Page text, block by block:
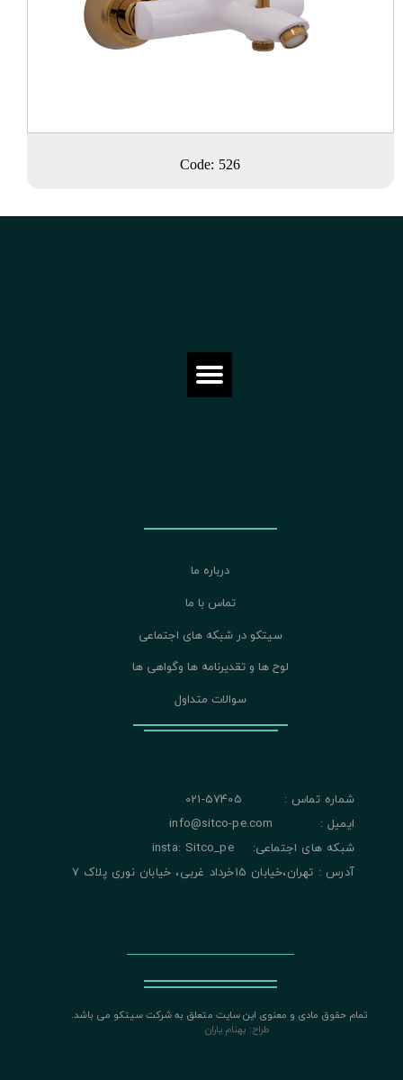
Code: 526
تمام حقوق مادی و معنوی این سایت متعلق به شرکت سیتکو می باشد.
طراح: بهنام یاران
درباره ما
تماس با ما
سیتکو در شبکه های اجتماعی
لوح ها و تقدیرنامه ها وگواهی ها
سوالات متداول
شماره تماس : 57405-021
ایمیل : info@sitco-pe.com
شبکه های اجتماعی: insta: Sitco_pe
آدرس : تهران،خیابان 15خرداد غربی، خیابان نوری پلاک 7